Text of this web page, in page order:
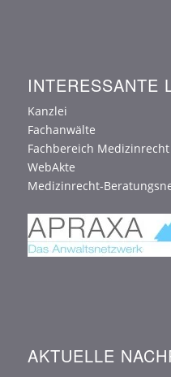
INTERESSANTE
Kanzlei
Fachanwälte
Fachbereich Medizinrecht
WebAkte
Medizinrecht-
AKTUELLE